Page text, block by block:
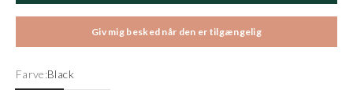
Giv mig besked når den er tilgængelig
Farve:Black